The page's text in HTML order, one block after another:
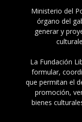
Ministerio del
órgano del
generar y
La Fundación
formular,
que permitan el
promoción,
bienes